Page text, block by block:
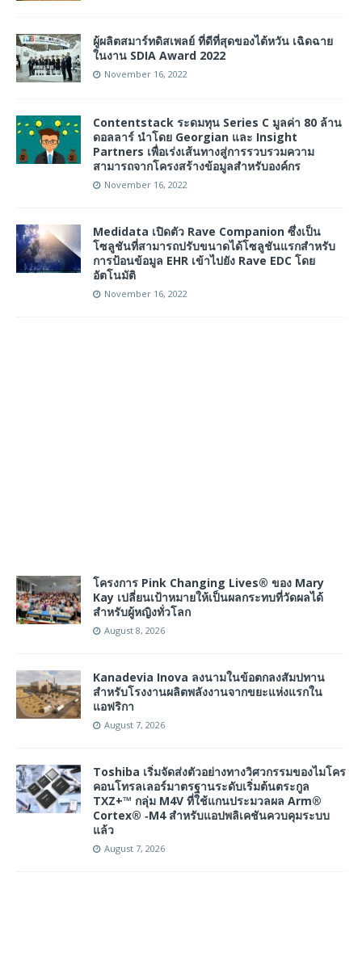
ผู้ผลิตสมาร์ทดิสเพลย์ ที่ดีที่สุดของไต้หวัน เฉิดฉาย
ในงาน SDIA Award 2022
November 16, 2022
Contentstack ระดมทุน Series C มูลค่า 80 ล้าน
ดอลลาร์ นำโดย Georgian และ Insight
Partners เพื่อเร่งเส้นทางสู่การรวบรวมความ
สามารถจากโครงสร้างข้อมูลสำหรับองค์กร
November 16, 2022
Medidata เปิดตัว Rave Companion ซึ่งเป็น
โซลูชันที่สามารถปรับขนาดได้โซลูชันแรกสำหรับ
การป้อนข้อมูล EHR เข้าไปยัง Rave EDC โดย
อัตโนมัติ
November 16, 2022
โครงการ Pink Changing Lives® ของ Mary
Kay เปลี่ยนเป้าหมายให้เป็นผลกระทบที่วัดผลได้
สำหรับผู้หญิงทั่วโลก
August 8, 2026
Kanadevia Inova ลงนามในข้อตกลงสัมปทาน
สำหรับโรงงานผลิตพลังงานจากขยะแห่งแรกใน
แอฟริกา
August 7, 2026
Toshiba เริ่มจัดส่งตัวอย่างทางวิศวกรรมของไมโคร
คอนโทรลเลอร์มาตรฐานระดับเริ่มต้นตระกูล
TXZ+™ กลุ่ม M4V ที่ใช้แกนประมวลผล Arm®
Cortex® ‑M4 สำหรับแอปพลิเคชันควบคุมระบบ
แล้ว
August 7, 2026